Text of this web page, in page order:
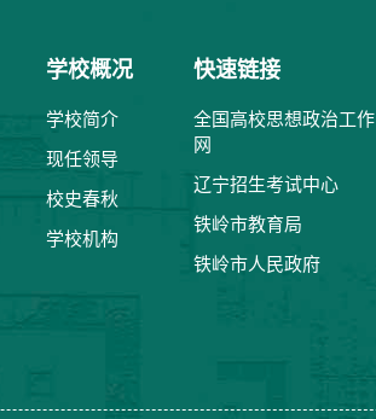
学校概况
学校简介
现任领导
校史春秋
学校机构
快速链接
全国高校思想政治工作
网
辽宁招生考试中心
铁岭市教育局
铁岭市人民政府